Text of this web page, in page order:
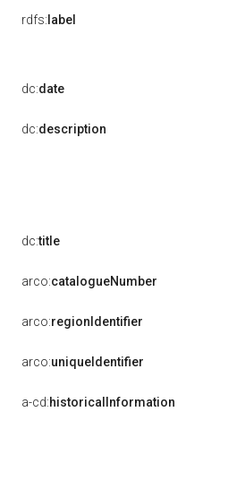
rdfs: label
dc:date
dc:description
dc:title
arco:catalogueNumber
arco:regionIdentifier
arco:uniqueIdentifier
a-cd:historicalInformation